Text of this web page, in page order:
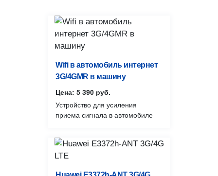
Wifi в автомобиль интернет
3G/4GMR в машину
Цена: 5 390 руб.
Устройство для усиления
приема сигнала в автомобиле